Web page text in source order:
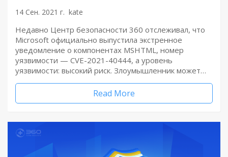
14 Сен. 2021 г. kate
Недавно Центр безопасности 360 отслеживал, что
Microsoft официально выпустила экстренное
уведомление о компонентах MSHTML, номер
уязвимости — CVE-2021-40444, а уровень
уязвимости: высокий риск. Злоумышленник может…
Read More